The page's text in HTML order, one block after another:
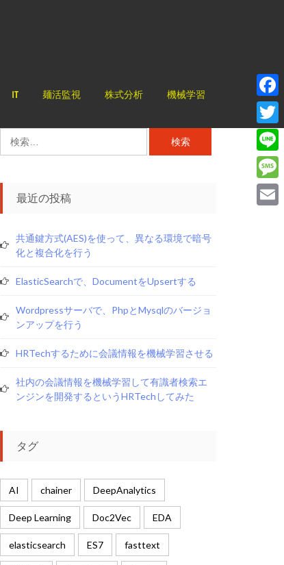
IT 麺活監視 株式分析 機械学習
索:
最近の投稿
共通鍵方式(AES)を使って、異なる環境で暗号
化と複合化を行う
ElasticSearchで、documentをupsertする
Wordpressサーバで、phpとmysqlのバージョ
ンアップを行う
HRTechするために会議情報を機械学習させる
社内の会議情報を機械学習して有識者検索エ
ンジンを開発するというHRTechしてみた
タグ
AI chainer DeepAnalytics
Deep Learning Doc2Vec EDA
elasticsearch ES7 fasttext
Line